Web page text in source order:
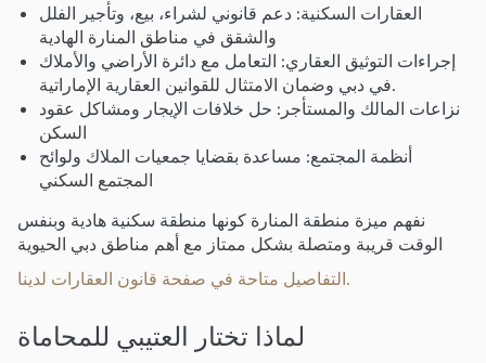
العقارات السكنية: دعم قانوني لشراء، بيع، وتأجير الفلل
والشقق في مناطق المنارة الهادية
إجراءات التوثيق العقاري: التعامل مع دائرة الأراضي والأملاك
في دبي وضمان الامتثال للقوانين العقارية الإماراتية.
نزاعات المالك والمستأجر: حل خلافات الإيجار ومشاكل عقود
السكن
أنظمة المجتمع: مساعدة بقضايا جمعيات الملاك ولوائح
المجتمع السكني
نفهم ميزة منطقة المنارة كونها منطقة سكنية هادية وبنفس
الوقت قريبة ومتصلة بشكل ممتاز مع أهم مناطق دبي الحيوية
التفاصيل متاحة في صفحة قانون العقارات لدينا.
لماذا تختار العتيبي للمحاماة